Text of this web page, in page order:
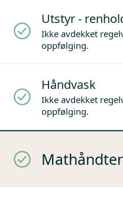
Utstyr -
Ikke avdekket
oppfølging.
Håndvask
Ikke avdekket
oppfølging.